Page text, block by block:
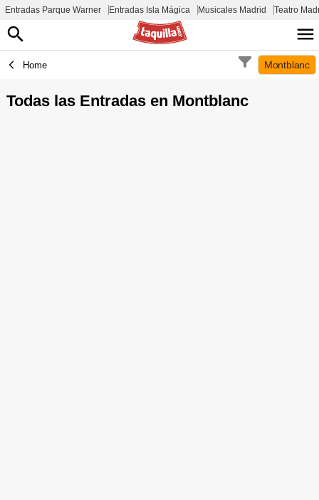
Entradas Parque Warner Entradas Isla Mágica Musicales Madrid Teatro
Home Montblanc
Todas las Entradas en Montblanc